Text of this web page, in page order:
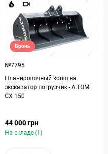
Бронь
№7795
Планировочный ковш на
экскаватор погрузчик - A.TOM
CX 150
44 000 грн
На складе (1)